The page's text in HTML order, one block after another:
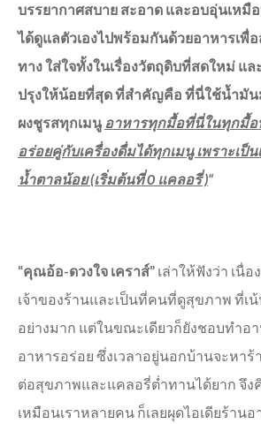
บรรยากาศสบาย สะอาด และอบอุ่นเห
ได้ดูแลตัวเองไปพร้อมกันด้วยอาหารเพื่
ทาง ใส่ใจทั้งในเรื่องวัตถุดิบที่สดใหม่ แ
ปรุงให้น้อยที่สุด ที่สำคัญคือ ที่นี่ใช้น้ำมัน
ผงชูรสทุกเมนู อาหารทุกมื้อที่นี่ในทุกมื้อ
อร่อยคู่กับเครื่องดื่มได้ทุกเมนู เพราะเป็
น้ำตาลน้อย (เริ่มต้นที่ 0 แคลอรี่ )“
“คุณอ้อ-ดวงใจ เคราส์” เล่าให้ฟังว่า เนื่อ
เจ้าของร้านและเป็นที่คนที่ดูสุขภาพ ที่เ
อย่างมาก แต่ในขณะเดียวก็ยังชอบทำอ
อาหารอร่อย ซึ่งเวลาอยู่นอกบ้านจะหา
ต่อสุขภาพและแคลอรี่ต่ำทานได้ยาก จึ
เหมือนเราหลายคน ก็เลยผุดไอเดียร้าน